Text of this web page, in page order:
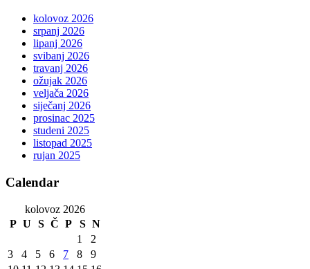
kolovoz 2026
srpanj 2026
lipanj 2026
svibanj 2026
travanj 2026
ožujak 2026
veljača 2026
siječanj 2026
prosinac 2025
studeni 2025
listopad 2025
rujan 2025
Calendar
kolovoz 2026
P U S Č P S N
1
2
3
4 5 6 7 8
9